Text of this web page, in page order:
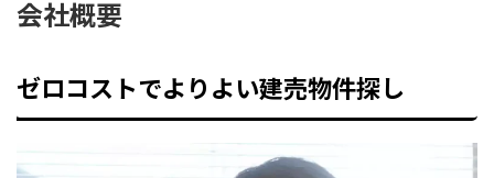
会社概要
ゼロコストでよりよい建売物件探し